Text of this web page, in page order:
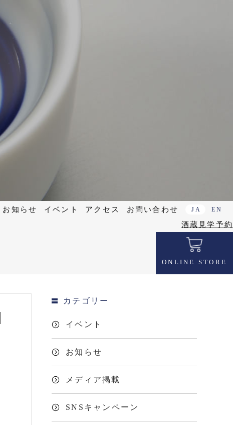
お知らせ イベント アクセス お問い合わせ JA EN
酒蔵見学予約
ONLINE STORE
カテゴリー
イベント
お知らせ
メディア掲載
SNSキャンペーン